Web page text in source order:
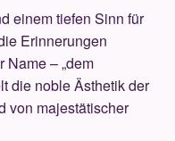
einem tiefen Sinn für
Erinnerungen
– „dem
die noble Ästhetik der
von majestätischer